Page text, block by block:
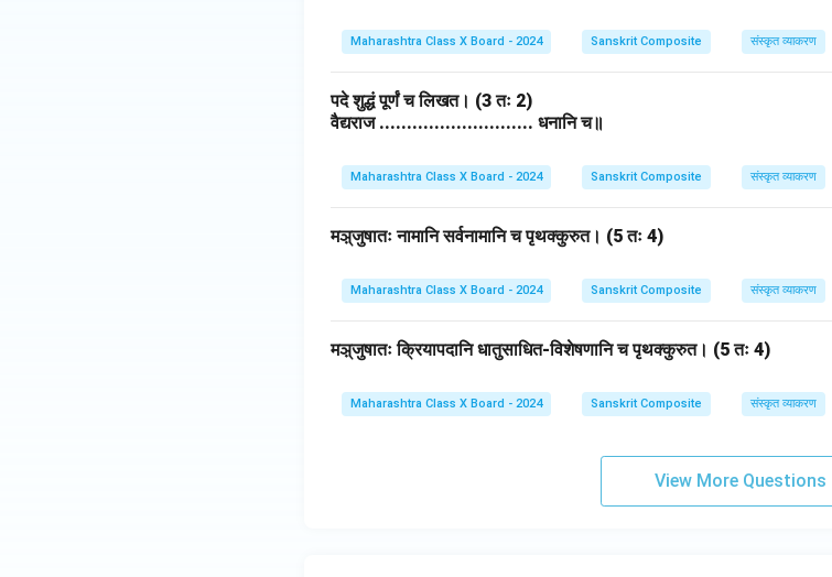
Maharashtra Class X Board - 2024 Sanskrit Composite संस्कृत व्याकरण
पदे शुद्धं पूर्णं च लिखत। (3 तः 2)
वैद्यराज ............................ धनानि च॥
Maharashtra Class X Board - 2024 Sanskrit Composite संस्कृत व्याकरण
मञ़्जुषातः नामानि सर्वनामानि च पृथक्कुरुत। (5 तः 4)
Maharashtra Class X Board - 2024 Sanskrit Composite संस्कृत व्याकरण
मञ़्जुषातः क्रियापदानि धातुसाधित-विशेषणानि च पृथक्कुरुत। (5 तः 4)
Maharashtra Class X Board - 2024 Sanskrit Composite संस्कृत व्याकरण
View More Questions